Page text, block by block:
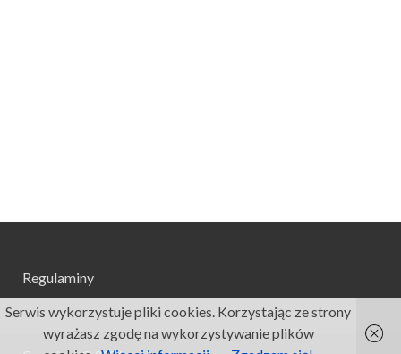
Regulaminy
Serwis wykorzystuje pliki cookies. Korzystając ze strony
wyrażasz zgodę na wykorzystywanie plików